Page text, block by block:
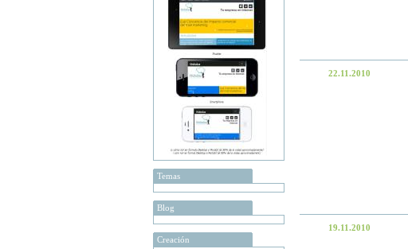
Temas
Blog
Creación
22.11.2010
19.11.2010